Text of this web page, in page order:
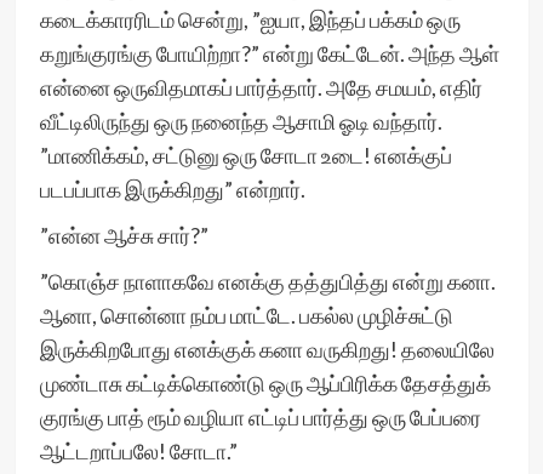
கடைக்காரரிடம் சென்று, ”ஐயா, இந்தப் பக்கம் ஒரு
கறுங்குரங்கு போயிற்றா?” என்று கேட்டேன். அந்த ஆள்
என்னை ஒருவிதமாகப் பார்த்தார். அதே சமயம், எதிர்
வீட்டிலிருந்து ஒரு நனைந்த ஆசாமி ஓடி வந்தார்.
”மாணிக்கம், சட்டுனு ஒரு சோடா உடை! எனக்குப்
படபப்பாக இருக்கிறது” என்றார்.
”என்ன ஆச்சு சார்?”
”கொஞ்ச நாளாகவே எனக்கு தத்துபித்து என்று கனா.
ஆனா, சொன்னா நம்ப மாட்டே. பகல்ல முழிச்சுட்டு
இருக்கிறபோது எனக்குக் கனா வருகிறது! தலையிலே
முண்டாசு கட்டிக்கொண்டு ஒரு ஆப்பிரிக்க தேசத்துக்
குரங்கு பாத் ரூம் வழியா எட்டிப் பார்த்து ஒரு பேப்பரை
ஆட்டறாப்பலே! சோடா.”